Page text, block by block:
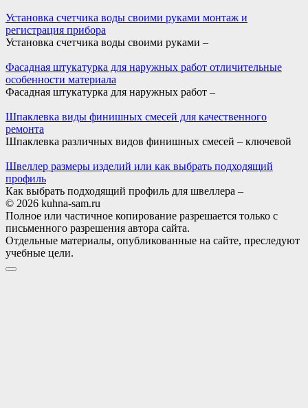
Установка счетчика воды своими руками монтаж и
регистрация прибора
Установка счетчика воды своими руками –
Фасадная штукатурка для наружных работ отличительные
особенности материала
Фасадная штукатурка для наружных работ –
Шпаклевка виды финишных смесей для качественного
ремонта
Шпаклевка различных видов финишных смесей – ключевой
Швеллер размеры изделий или как выбрать подходящий
профиль
Как выбрать подходящий профиль для швеллера –
© 2026 kuhna-sam.ru
Полное или частичное копирование разрешается только с
письменного разрешения автора сайта.
Отдельные материалы, опубликованные на сайте, преследуют
учебные цели.